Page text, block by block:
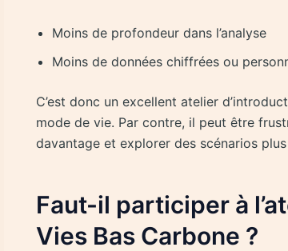
Moins de profondeur dans l’analyse
Moins de données chiffrées ou
C’est donc un excellent atelier
mode de vie. Par contre, il peut être
davantage et explorer des scénarios
Faut-il participer à
Vies Bas Carbone ?